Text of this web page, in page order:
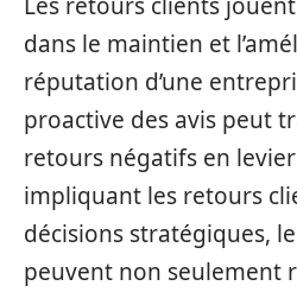
dans le maintien et
réputation d’une
proactive des avis peut
retours négatifs en
impliquant les retours
décisions stratégiques,
peuvent non seulement